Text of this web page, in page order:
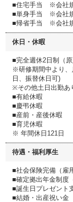
■住宅手当 ※会社
■単身手当 ※会社
■帰省手当 ※会社
休日・休暇
■完全週休2日制（原
※研修期間中より、
日、振替休日可)
※その他土日出勤あ
■有給休暇
■慶弔休暇
■産前・産後休暇
■育児休暇
※ 年間休日121日
待遇・福利厚生
■社会保険完備（雇
■確定拠出年金制度
■誕生日プレゼント
■結婚・出産祝い金